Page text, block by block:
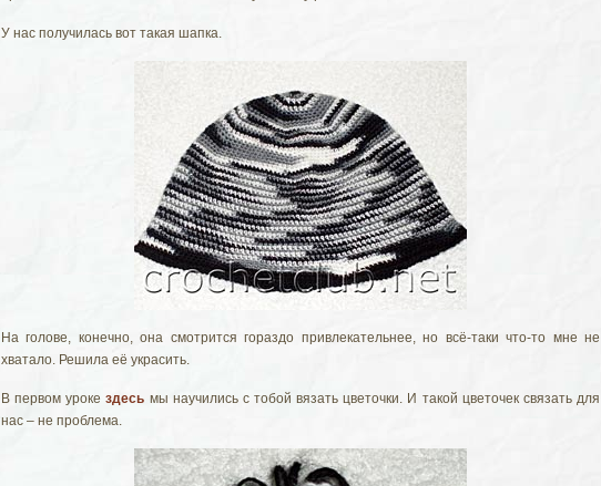
У нас получилась вот такая шапка.
На голове, конечно, она смотрится гораздо привлекательнее, но всё-таки что-то мне не
хватало. Решила её украсить.
В первом урокездесь мы научились с тобой вязать цветочки. И такой цветочек связать для
нас – не проблема.